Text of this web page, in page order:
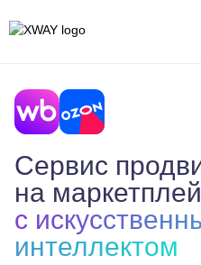
XWAY ADV
Сервис
на
c
интеллектом